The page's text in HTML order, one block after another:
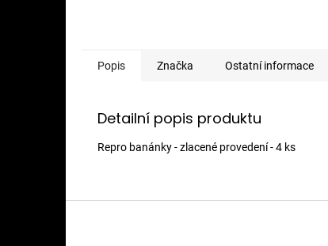
Popis Značka Ostatní informace
Detailní popis produktu
Repro banánky - zlacené provedení - 4 ks